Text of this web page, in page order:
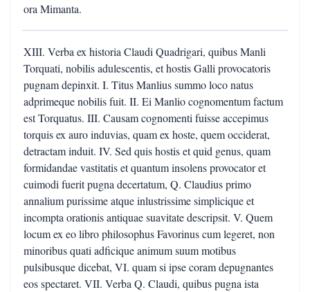
ora Mimanta.
XIII. Verba ex historia Claudi Quadrigari, quibus Manli
Torquati, nobilis adulescentis, et hostis Galli provocatoris
pugnam depinxit. I. Titus Manlius summo loco natus
adprimeque nobilis fuit. II. Ei Manlio cognomentum factum
est Torquatus. III. Causam cognomenti fuisse accepimus
torquis ex auro induvias, quam ex hoste, quem occiderat,
detractam induit. IV. Sed quis hostis et quid genus, quam
formidandae vastitatis et quantum insolens provocator et
cuimodi fuerit pugna decertatum, Q. Claudius primo
annalium purissime atque inlustrissime simplicique et
incompta orationis antiquae suavitate descripsit. V. Quem
locum ex eo libro philosophus Favorinus cum legeret, non
minoribus quati adficique animum suum motibus
pulsibusque dicebat, VI. quam si ipse coram depugnantes
eos spectaret. VII. Verba Q. Claudi, quibus pugna ista